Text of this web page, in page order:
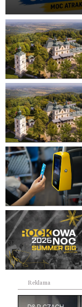
Reklama